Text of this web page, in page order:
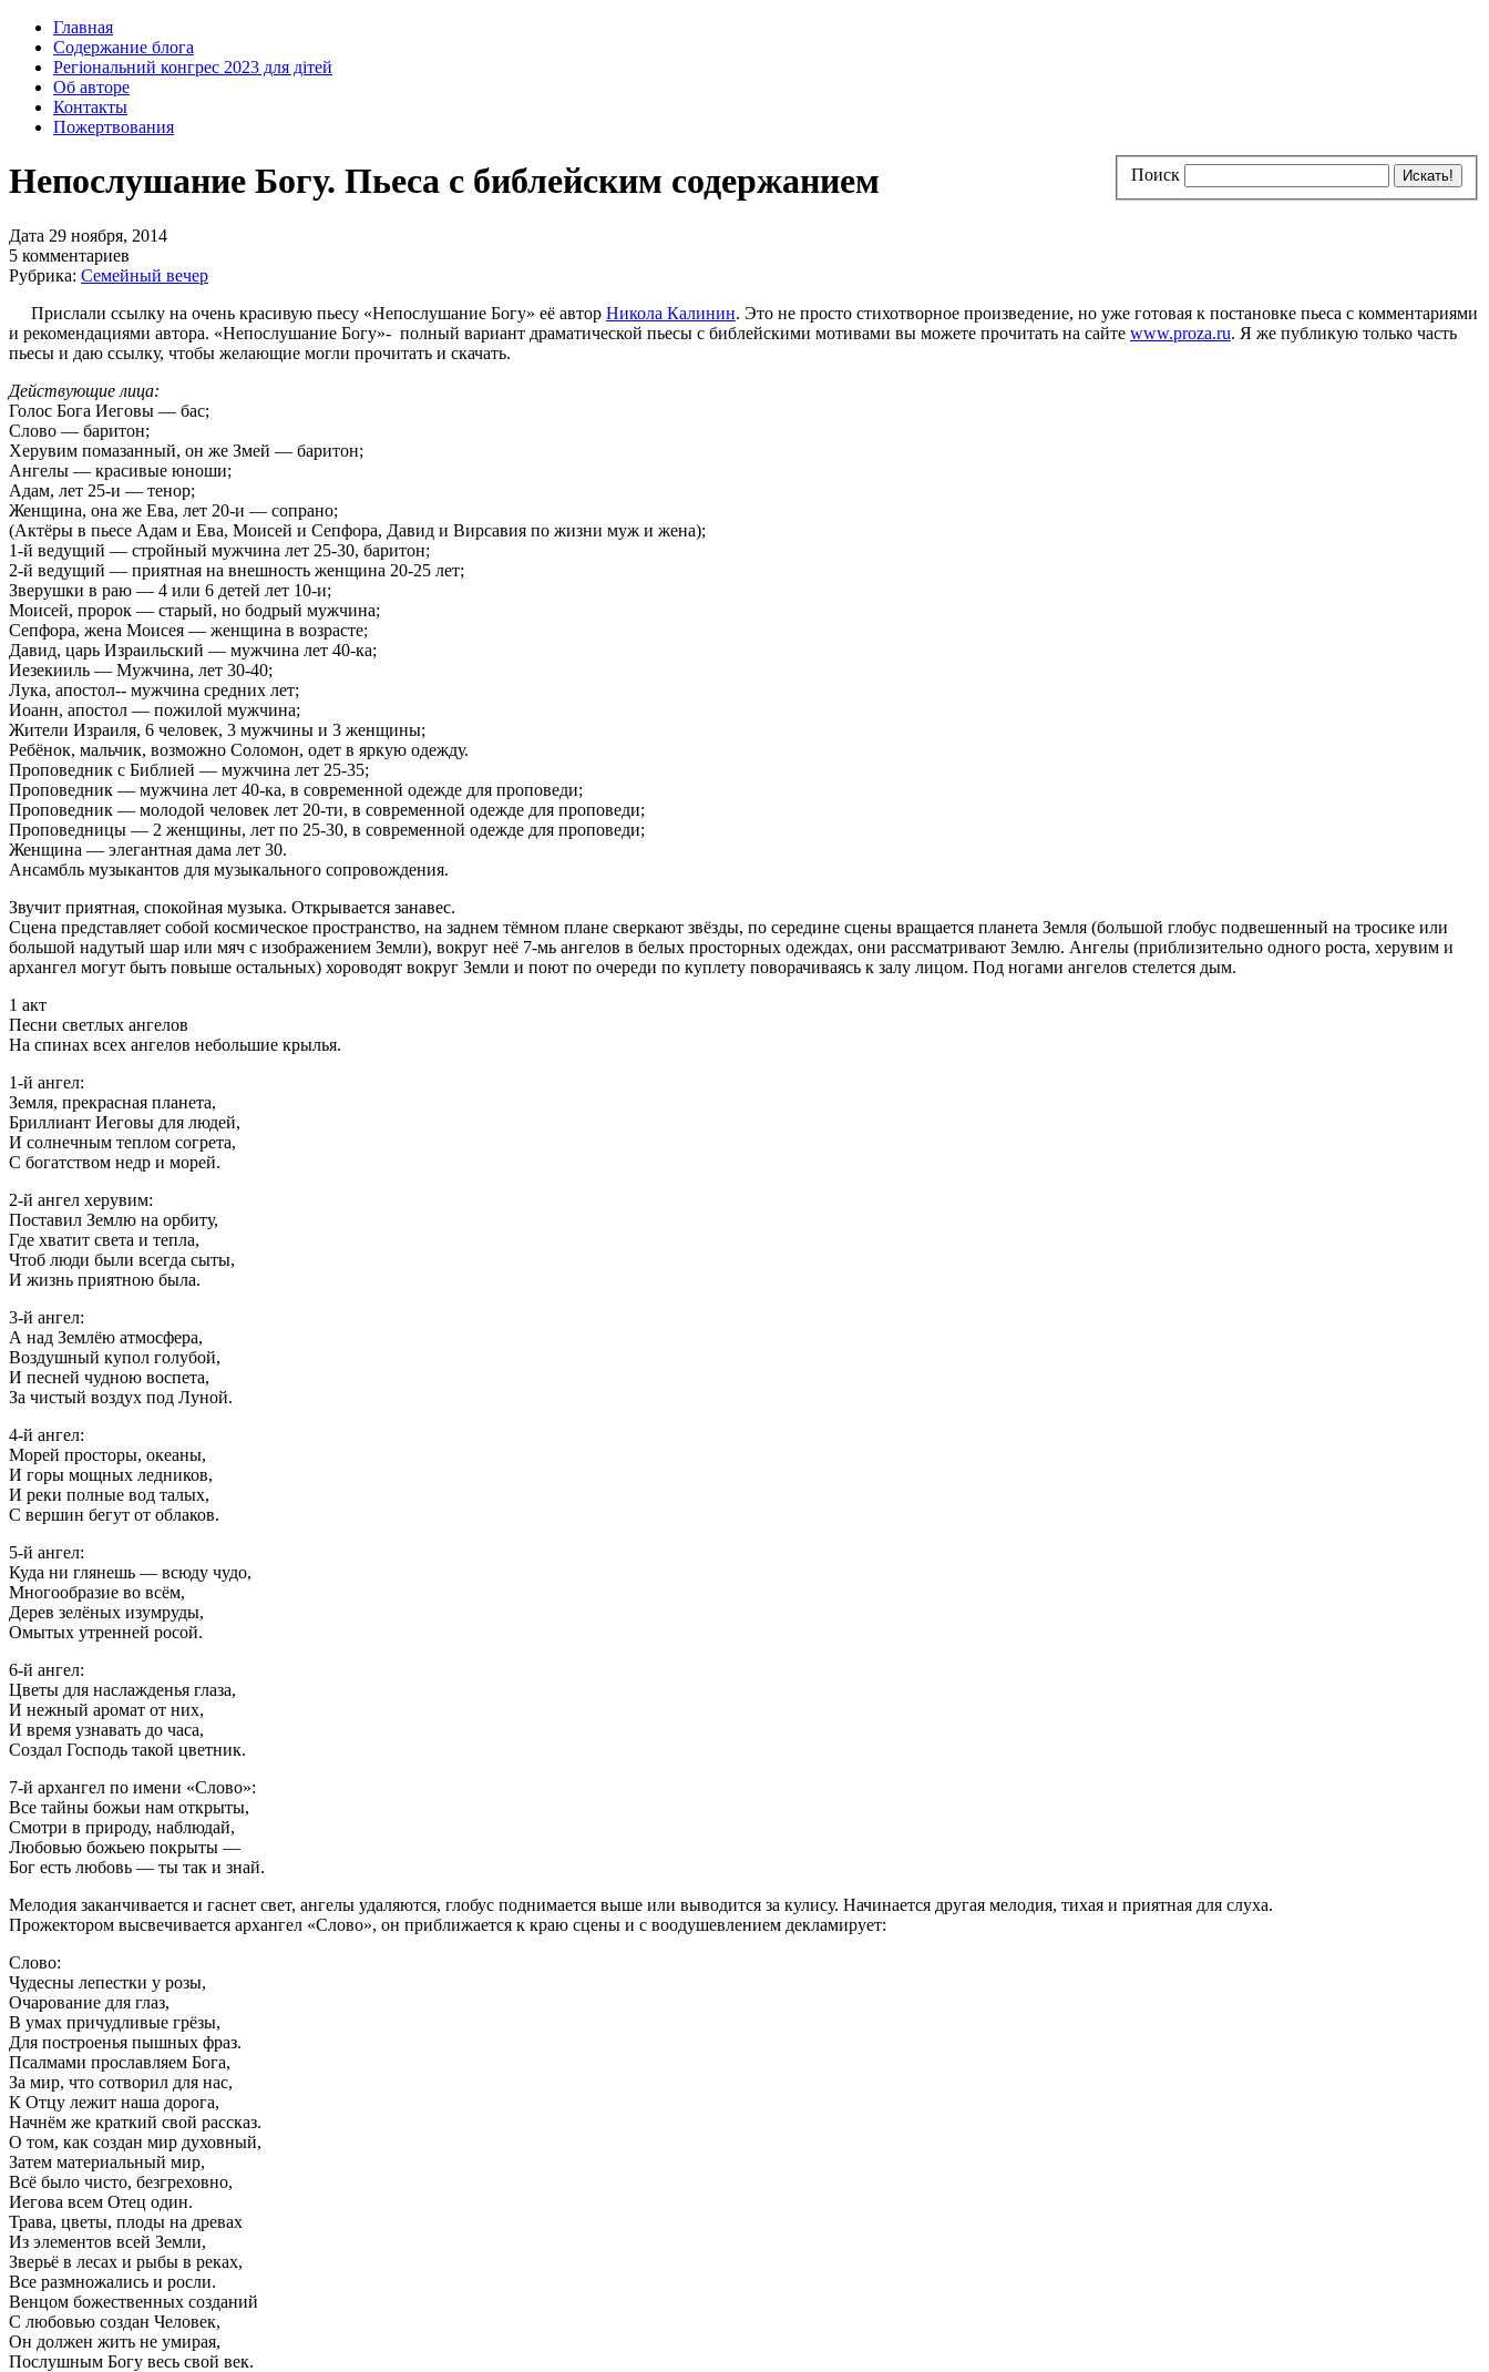
Главная
Содержание блога
Регіональний конгрес 2023 для дітей
Об авторе
Контакты
Пожертвования
Поиск
Непослушание Богу. Пьеса с библейским содержанием
Дата 29 ноября, 2014
5 комментариев
Рубрика: Семейный вечер
Прислали ссылку на очень красивую пьесу «Непослушание Богу» её автор Никола Калинин. Это не просто стихотворное произведение, но уже готовая к постановке пьеса с комментариями
и рекомендациями автора. «Непослушание Богу»- полный вариант драматической пьесы с библейскими мотивами вы можете прочитать на сайте www.proza.ru. Я же публикую только часть
пьесы и даю ссылку, чтобы желающие могли прочитать и скачать.
Действующие лица:
Голос Бога Иеговы — бас;
Слово — баритон;
Херувим помазанный, он же Змей — баритон;
Ангелы — красивые юноши;
Адам, лет 25-и — тенор;
Женщина, она же Ева, лет 20-и — сопрано;
(Актёры в пьесе Адам и Ева, Моисей и Сепфора, Давид и Вирсавия по жизни муж и жена);
1-й ведущий — стройный мужчина лет 25-30, баритон;
2-й ведущий — приятная на внешность женщина 20-25 лет;
Зверушки в раю — 4 или 6 детей лет 10-и;
Моисей, пророк — старый, но бодрый мужчина;
Сепфора, жена Моисея — женщина в возрасте;
Давид, царь Израильский — мужчина лет 40-ка;
Иезекииль — Мужчина, лет 30-40;
Лука, апостол-- мужчина средних лет;
Иоанн, апостол — пожилой мужчина;
Жители Израиля, 6 человек, 3 мужчины и 3 женщины;
Ребёнок, мальчик, возможно Соломон, одет в яркую одежду.
Проповедник с Библией — мужчина лет 25-35;
Проповедник — мужчина лет 40-ка, в современной одежде для проповеди;
Проповедник — молодой человек лет 20-ти, в современной одежде для проповеди;
Проповедницы — 2 женщины, лет по 25-30, в современной одежде для проповеди;
Женщина — элегантная дама лет 30.
Ансамбль музыкантов для музыкального сопровождения.
Звучит приятная, спокойная музыка. Открывается занавес.
Сцена представляет собой космическое пространство, на заднем тёмном плане сверкают звёзды, по середине сцены вращается планета Земля (большой глобус подвешенный на тросике или
большой надутый шар или мяч с изображением Земли), вокруг неё 7-мь ангелов в белых просторных одеждах, они рассматривают Землю. Ангелы (приблизительно одного роста, херувим и
архангел могут быть повыше остальных) хороводят вокруг Земли и поют по очереди по куплету поворачиваясь к залу лицом. Под ногами ангелов стелется дым.
1 акт
Песни светлых ангелов
На спинах всех ангелов небольшие крылья.
1-й ангел:
Земля, прекрасная планета,
Бриллиант Иеговы для людей,
И солнечным теплом согрета,
С богатством недр и морей.
2-й ангел херувим:
Поставил Землю на орбиту,
Где хватит света и тепла,
Чтоб люди были всегда сыты,
И жизнь приятною была.
3-й ангел:
А над Землёю атмосфера,
Воздушный купол голубой,
И песней чудною воспета,
За чистый воздух под Луной.
4-й ангел:
Морей просторы, океаны,
И горы мощных ледников,
И реки полные вод талых,
С вершин бегут от облаков.
5-й ангел:
Куда ни глянешь — всюду чудо,
Многообразие во всём,
Дерев зелёных изумруды,
Омытых утренней росой.
6-й ангел:
Цветы для наслажденья глаза,
И нежный аромат от них,
И время узнавать до часа,
Создал Господь такой цветник.
7-й архангел по имени «Слово»:
Все тайны божьи нам открыты,
Смотри в природу, наблюдай,
Любовью божьею покрыты —
Бог есть любовь — ты так и знай.
Мелодия заканчивается и гаснет свет, ангелы удаляются, глобус поднимается выше или выводится за кулису. Начинается другая мелодия, тихая и приятная для слуха.
Прожектором высвечивается архангел «Слово», он приближается к краю сцены и с воодушевлением декламирует:
Слово:
Чудесны лепестки у розы,
Очарование для глаз,
В умах причудливые грёзы,
Для построенья пышных фраз.
Псалмами прославляем Бога,
За мир, что сотворил для нас,
К Отцу лежит наша дорога,
Начнём же краткий свой рассказ.
О том, как создан мир духовный,
Затем материальный мир,
Всё было чисто, безгреховно,
Иегова всем Отец один.
Трава, цветы, плоды на древах
Из элементов всей Земли,
Зверьё в лесах и рыбы в реках,
Все размножались и росли.
Венцом божественных созданий
С любовью создан Человек,
Он должен жить не умирая,
Послушным Богу весь свой век.